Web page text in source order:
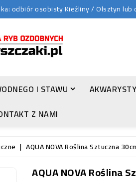
odbiór osobisty Kieźliny / Olsztyn
I STAWU
Z NAMI
AQUA NOVA Roślina Sztuczna
AQUA NOVA Roślina